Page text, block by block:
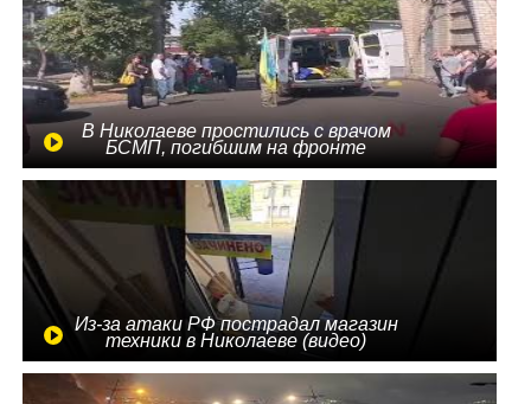
В Николаеве простились с врачом
БСМП, погибшим на фронте
Из-за атаки РФ пострадал магазин
техники в Николаеве (видео)